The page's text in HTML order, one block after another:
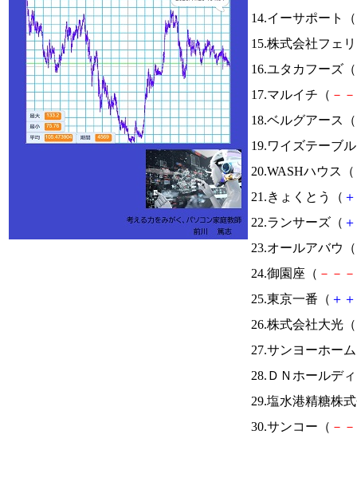
14.イーサポート（
15.株式会社フェ
16.ユタカフーズ（
17.マルイチ（ － －
18.ベルグアース（
19.ワイズテーブ
20.WASHハウス（
21.きょくとう（ ＋
22.ランサーズ（ ＋
23.オールアバウ（
24.御園座（ － － －
25.東京一番（ ＋ ＋
26.株式会社大光（
27.サンヨーホー
28.ＤＮホールデ
29.塩水港精糖株
30.サンコー（ － －